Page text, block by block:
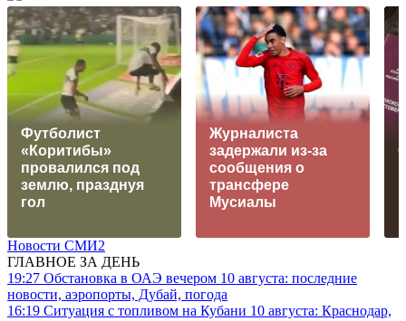
Футболист
«Коритибы»
провалился под
землю, празднуя
гол
Журналиста
задержали из-за
сообщения о
трансфере
Мусиалы
Новости СМИ2
ГЛАВНОЕ ЗА ДЕНЬ
19:27 Обстановка в ОАЭ вечером 10 августа: последние
новости, аэропорты, Дубай, погода
16:19 Ситуация с топливом на Кубани 10 августа: Краснодар,